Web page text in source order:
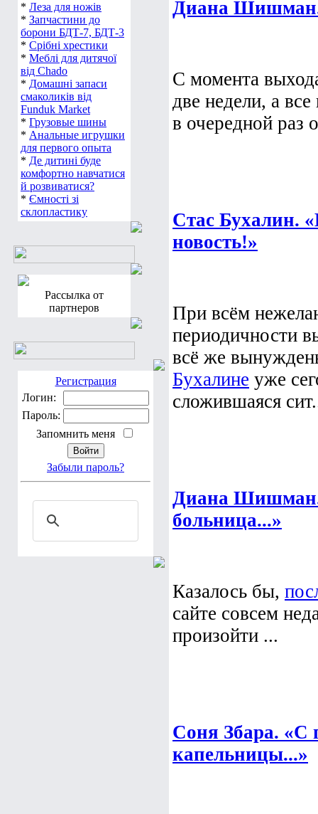
* Леза для ножів
* Запчастини до
борони БДТ-7, БДТ-3
* Срібні хрестики
* Меблі для дитячої
від Chado
* Домашні запаси
смаколиків від
Funduk Market
* Грузовые шины
* Анальные игрушки
для первого опыта
* Де дитині буде
комфортно навчатися
й розвиватися?
* Ємності зі
склопластику
Рассылка от
партнеров
Регистрация
Логин:
Пароль:
Запомнить меня
Забыли пароль?
Диана
С момента
две недели, а
в очередной раз
Стас Бухалин.
новость!»
При всём
периодичности
всё же
Бухалине уже
сложившаяся
Диана
больница...»
Казалось бы,
сайте совсем
произойти ...
Соня Збара. «С
капельницы...»